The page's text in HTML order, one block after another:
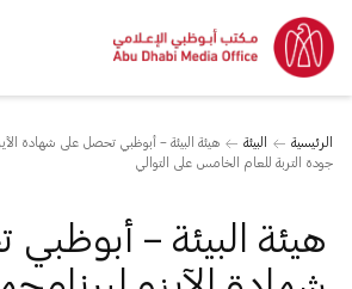
الرئيسية البيئة
هيئة البيئة – أبوظبي تحصل على شهادة
جودة التربة للعام الخامس على التوالي
هيئة البيئة –